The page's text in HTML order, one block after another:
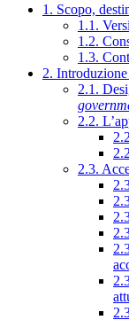
1. Scopo,
1.1.
1.2.
1.3.
2.
2.1.
2.2.
2.3.